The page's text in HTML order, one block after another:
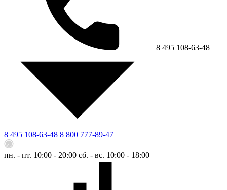
8 495 108-63-48
8 495 108-63-48 8 800 777-89-47
пн. - пт. 10:00 - 20:00 сб. - вс. 10:00 - 18:00